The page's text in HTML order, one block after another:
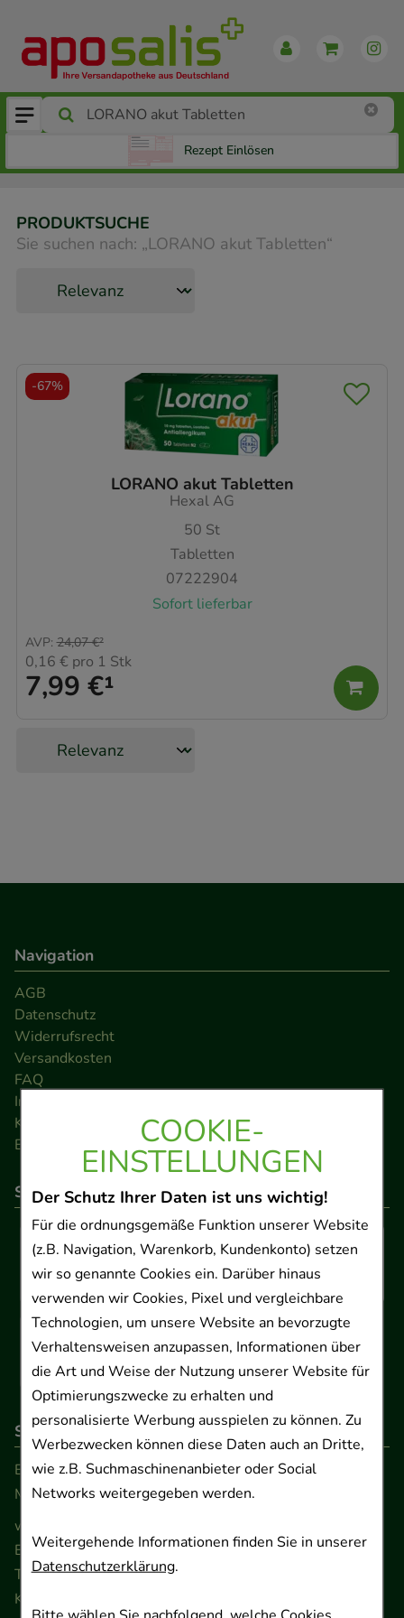
COOKIE-
EINSTELLUNGEN
Der Schutz Ihrer Daten ist uns wichtig!
Für die ordnungsgemäße Funktion unserer Website
(z.B. Navigation, Warenkorb, Kundenkonto) setzen
wir so genannte Cookies ein. Darüber hinaus
verwenden wir Cookies, Pixel und vergleichbare
Technologien, um unsere Website an bevorzugte
Verhaltensweisen anzupassen, Informationen über
die Art und Weise der Nutzung unserer Website für
Optimierungszwecke zu erhalten und
personalisierte Werbung ausspielen zu können. Zu
Werbezwecken können diese Daten auch an Dritte,
wie z.B. Suchmaschinenanbieter oder Social
Networks weitergegeben werden.
Weitergehende Informationen finden Sie in unserer
Datenschutzerklärung.
Rezept Einlösen
PRODUKTSUCHE
Sie suchen nach: „LORANO akut Tabletten“
LORANO akut Tabletten
Hexal AG
50 St
Tabletten
07222904
Sofort lieferbar
7,99 €¹
AVP: 24,07 €²
0,16 € pro 1 Stk
-67%
Navigation
AGB
Datenschutz
Widerrufsrecht
Versandkosten
FAQ
Impressum
Kontakt
Barrierefreiheitserklärung
So können Sie bezahlen
So erreichen Sie uns
Beratung und Kundenservice:
Montag - Freitag von 9.00 bis 17.00 Uhr
www.ApoSalis.de
Ernst-August-Platz 2 · 30159 Hannover
Telefon 0511 89 71 80 0 · Fax 0511 89 71 80 11
Kontaktformular